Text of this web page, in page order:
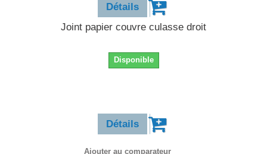
Détails
Joint papier couvre culasse droit
Disponible
Détails
Ajouter au comparateur